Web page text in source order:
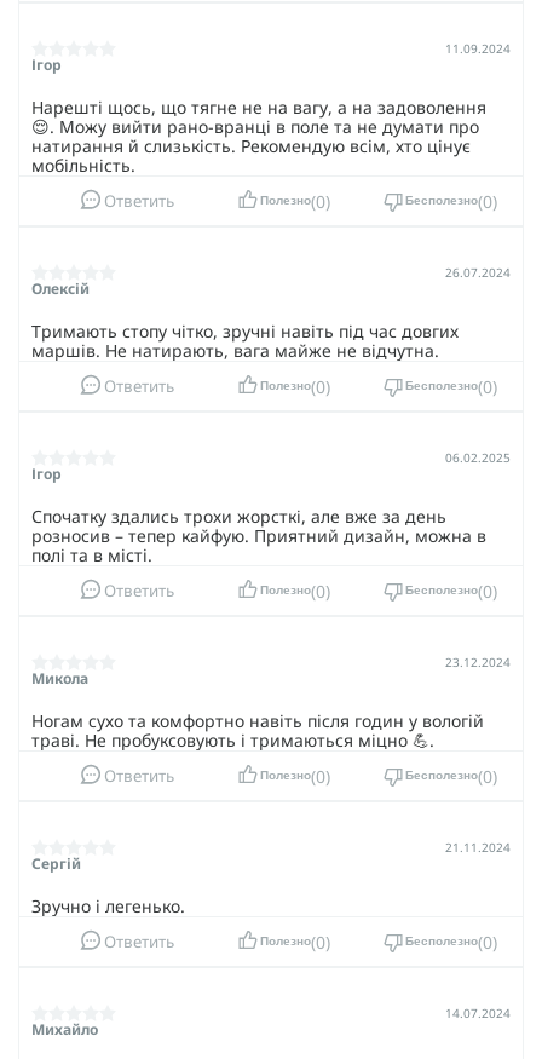
Ігор
11.09.2024
Нарешті щось, що тягне не на вагу, а на задоволення
😌. Можу вийти рано-вранці в поле та не думати про
натирання й слизькість. Рекомендую всім, хто цінує
мобільність.
Ответить Полезно 0 Бесполезно 0
Олексій
26.07.2024
Тримають стопу чітко, зручні навіть під час довгих
маршів. Не натирають, вага майже не відчутна.
Ответить Полезно 0 Бесполезно 0
Ігор
06.02.2025
Спочатку здались трохи жорсткі, але вже за день
розносив – тепер кайфую. Приятний дизайн, можна в
полі та в місті.
Ответить Полезно 0 Бесполезно 0
Микола
23.12.2024
Ногам сухо та комфортно навіть після годин у вологій
траві. Не пробуксовують і тримаються міцно 💪.
Ответить Полезно 0 Бесполезно 0
Сергій
21.11.2024
Зручно і легенько.
Ответить Полезно 0 Бесполезно 0
Михайло
14.07.2024